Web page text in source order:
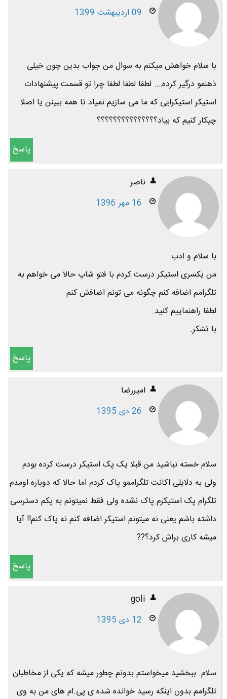
09 اردیبهشت 1399
با سلام خواهش میکنم به سوال من جواب بدین چون خیلی
ذهنمو درگیر کرده…. لطفا لطفا لطفا چرا تو قسمت پیشنهادات
استیکر استیکرایی که ما می سازیم نمیاد تا همه ببینن یا اصلا
چیکار کنیم که بیاد؟؟؟؟؟؟؟؟؟؟؟؟؟؟؟
پاسخ
ناصر
16 مهر 1396
با سلام و ادب
من یکسری استیکر درست کردم با فتو شاپ حالا می خواهم به
تلگرامم اضافه کنم چگونه می تونم اضافش کنم.
لطفا راهنماییم کنید.
با تشکر.
پاسخ
امیررضا
26 دی 1395
سلام خسته نباشید من قبلا یک پک استیکر درست کرده بودم
ولی به دلایلی اکانت تلگراممو پاک کردم اما حالا که دوباره اومدم
تلگرام پک استیکرم پاک نشده ولی فقط نمیتونم به پکم دسترسی
داشته باشم یعنی نه میتونم استیکر اضافه کنم نه پاک کنم!! آیا
میشه کاری براش کرد؟??
پاسخ
goli
12 دی 1395
سلام. ببخشید میخواستم بدونم چطور میشه که یکی از مخاطبان
تلگرامم بدون اینکه رسید خوانده شده ی پی.ام های من به وی